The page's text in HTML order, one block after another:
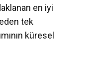
en iyi
tek
küresel